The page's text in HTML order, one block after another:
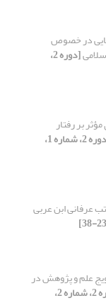
در خصوص
[دوره 2،
بر رفتار
[دوره 2، شماره 1،
عرفانی ابن عربی
علم و پژوهش در
[دوره 2، شماره 2،